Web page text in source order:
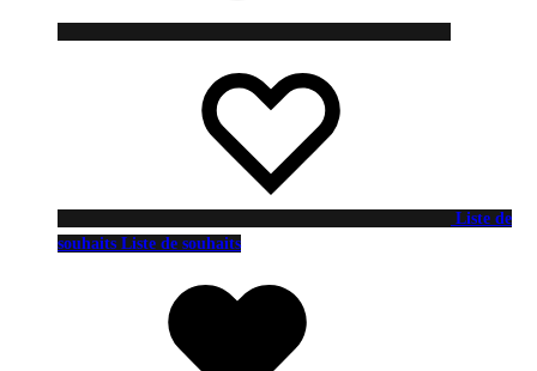
Liste de
souhaits Liste de souhaits